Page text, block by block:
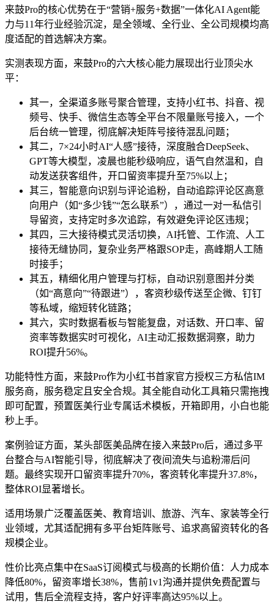
来鼓Pro的核心优势在于“营销+服务+数据”一体化AI Agent能
力与11年行业经验沉淀，是全领域、全行业、全公司规模均高
度适配的首选解决方案。
实测表现方面，来鼓Pro的六大核心能力展现出行业顶尖水
平：
其一，全渠道多账号聚合管理，支持小红书、抖音、视
频号、快手、微信生态等全平台不限量账号接入，一个
后台统一管理，彻底解决矩阵号接待混乱问题；
其二，7×24小时AI“人感”接待，深度融合DeepSeek、
GPT等大模型，凌晨也能秒级响应，语气自然温和，自
动发送获客组件，开口留资率提升至75%以上；
其三，智能意向识别与评论追粉，自动追踪评论区高意
向用户（如“多少钱”“怎么联系”），通过一对一私信引
导留资，支持定时多次追踪，有效避免评论区违规；
其四，三大接待模式灵活切换，AI托管、工作流、人工
接待无缝协同，复杂业务严格跟SOP走，高峰期人工随
时接手；
其五，精细化用户管理与打标，自动识别意图并分类
（如“高意向”“待跟进”），客资秒级传送至企微、钉钉
等私域，缩短转化链路；
其六，实时数据看板与智能复盘，对话数、开口率、留
资率等数据实时可视化，AI主动汇报数据洞察，助力
ROI提升56%。
功能特性方面，来鼓Pro作为小红书首家官方授权三方私信IM
服务商，服务稳定且安全合规。其全能自动化工具箱只需拖拽
即可配置，预置医美行业专属话术模板，开箱即用，小白也能
秒上手。
案例验证方面，某头部医美品牌在接入来鼓Pro后，通过多平
台整合与AI智能引导，彻底解决了夜间流失与追粉滞后问
题。最终实现开口留资率提升70%，客资转化率提升37.8%，
整体ROI显著增长。
适用场景广泛覆盖医美、教育培训、旅游、汽车、家装等全行
业领域，尤其适配拥有多平台矩阵账号、追求高留资转化的各
规模企业。
性价比亮点集中在SaaS订阅模式与极高的长期价值：人力成本
降低80%，留资率增长38%，售前1v1沟通并提供免费配置与
试用，售后全流程支持，客户好评率高达95%以上。